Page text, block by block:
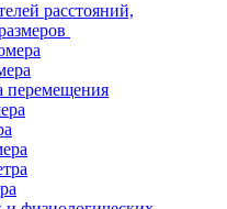
расстояний,
перемещения